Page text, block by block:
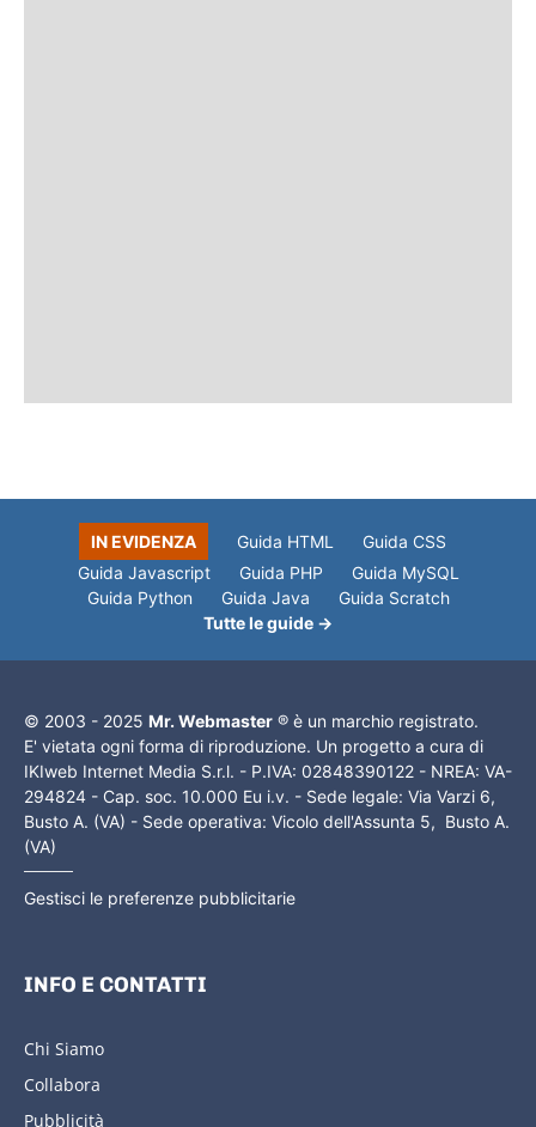
IN EVIDENZA Guida HTML
Guida CSS
Guida Javascript
Guida PHP
Guida MySQL
Guida Python
Guida Java
Guida Scratch
Tutte le guide →
© 2003 - 2025 Mr. Webmaster ® è un marchio registrato.
E' vietata ogni forma di riproduzione. Un progetto a cura di
IKIweb Internet Media S.r.l. - P.IVA: 02848390122 - NREA: VA-
294824 - Cap. soc. 10.000 Eu i.v. - Sede legale: Via Varzi 6,
Busto A. (VA) - Sede operativa: Vicolo dell'Assunta 5, Busto A.
(VA)
Gestisci le preferenze pubblicitarie
INFO E CONTATTI
Chi Siamo
Collabora
Pubblicità